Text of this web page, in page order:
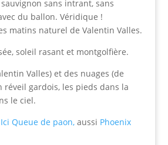
sans intrant, sans
du ballon. Véridique !
matins naturel de Valentin Valles.
soleil rasant et montgolfière.
Valles) et des nuages (de
réveil gardois, les pieds dans la
le ciel.
Ici Queue de paon, aussi Phoenix